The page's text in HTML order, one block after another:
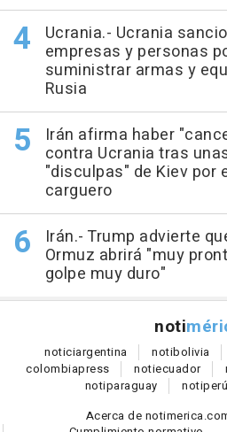
Ucrania.- Ucrania
empresas y personas
suministrar armas y
Rusia
Irán afirma haber
contra Ucrania tras
"disculpas" de Kiev por
carguero
Irán.- Trump advierte
Ormuz abrirá "muy
golpe muy duro"
noti
noticiargentina notibolivia
colombiapress notiecuador
notiparaguay notiperú
Acerca de